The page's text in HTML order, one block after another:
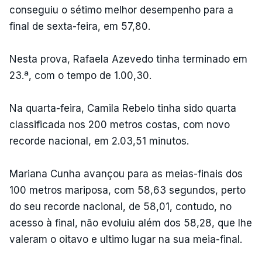
conseguiu o sétimo melhor desempenho para a
final de sexta-feira, em 57,80.
Nesta prova, Rafaela Azevedo tinha terminado em
23.ª, com o tempo de 1.00,30.
Na quarta-feira, Camila Rebelo tinha sido quarta
classificada nos 200 metros costas, com novo
recorde nacional, em 2.03,51 minutos.
Mariana Cunha avançou para as meias-finais dos
100 metros mariposa, com 58,63 segundos, perto
do seu recorde nacional, de 58,01, contudo, no
acesso à final, não evoluiu além dos 58,28, que lhe
valeram o oitavo e ultimo lugar na sua meia-final.